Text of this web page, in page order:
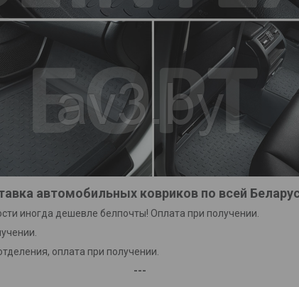
автомобильных ковриков по всей
иногда дешевле белпочты! Оплата при получении.
оплата при получении.
---